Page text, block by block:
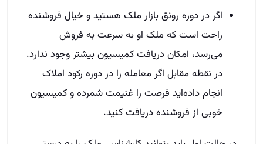
اگر در دوره رونق بازار ملک هستید و خیال فروشنده
راحت است که ملک او به سرعت به فروش
می‌رسد، امکان دریافت کمیسیون بیشتر وجود ندارد.
در نقطه مقابل اگر معامله را در دوره رکود املاک
انجام داده‌اید فرصت را غنیمت شمرده و کمیسیون
خوبی از فروشنده دریافت کنید.